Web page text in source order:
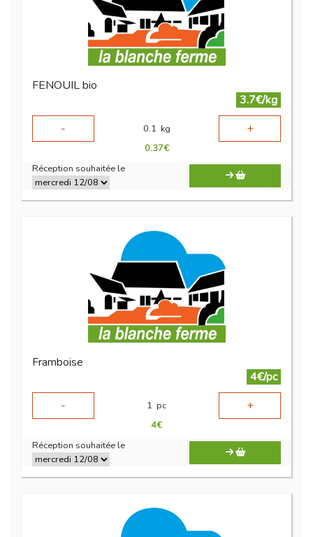
FENOUIL bio
3.7€/kg
-
0.1 kg +
0.37€
Réception souhaitée le
Framboise
4€/pc
-
1 pc +
4€
Réception souhaitée le